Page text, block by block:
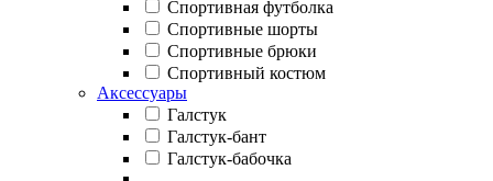
Спортивная футболка
Спортивные шорты
Спортивные брюки
Спортивный костюм
Аксессуары
Галстук
Галстук-бант
Галстук-бабочка